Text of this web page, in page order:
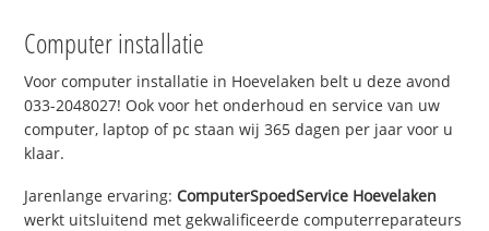
Computer installatie
Voor computer installatie in Hoevelaken belt u deze avond
033-2048027! Ook voor het onderhoud en service van uw
computer, laptop of pc staan wij 365 dagen per jaar voor u
klaar.
Jarenlange ervaring:ComputerSpoedService Hoevelaken
werkt uitsluitend met gekwalificeerde computerreparateurs